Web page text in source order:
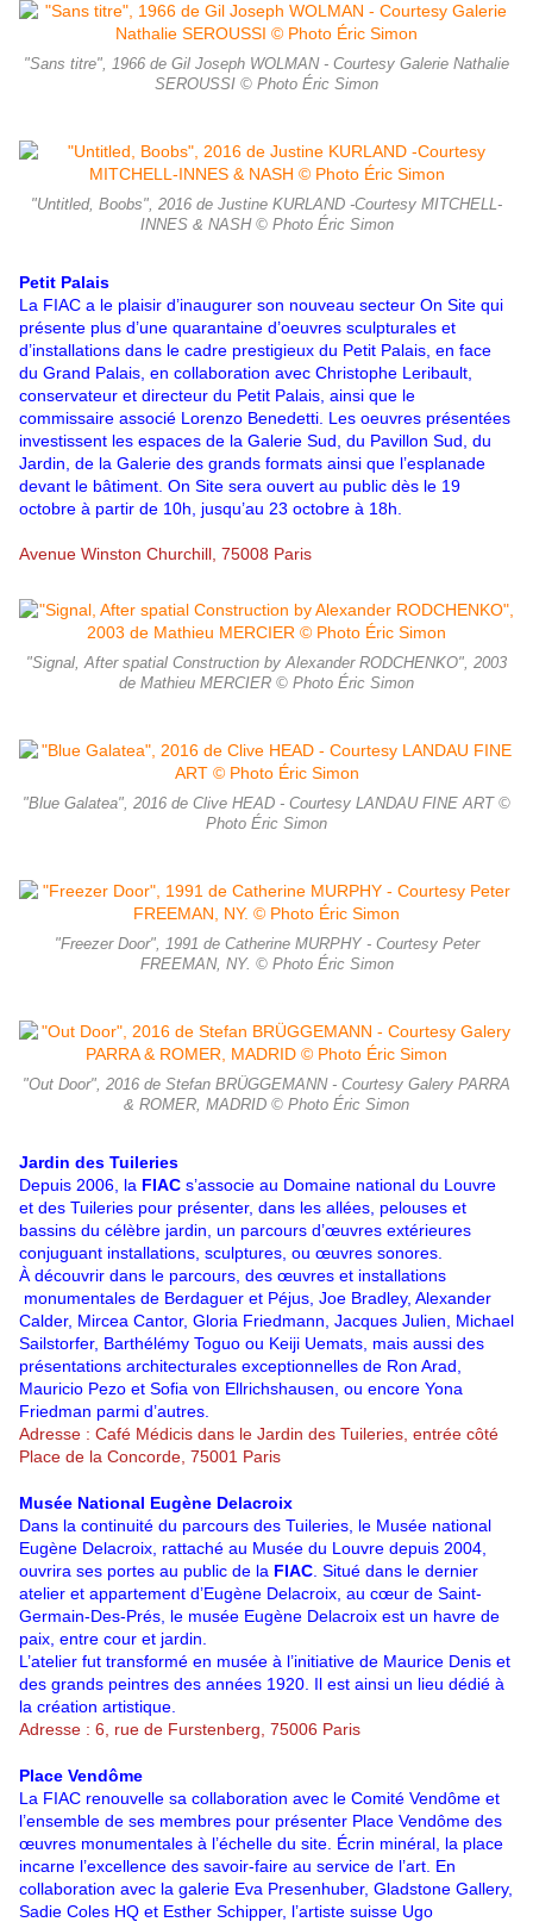
"Sans titre", 1966 de Gil Joseph WOLMAN - Courtesy Galerie Nathalie
SEROUSSI © Photo Éric Simon
"Untitled, Boobs", 2016 de Justine KURLAND -Courtesy MITCHELL-
INNES & NASH © Photo Éric Simon
Petit Palais
La FIAC a le plaisir d’inaugurer son nouveau secteur On Site qui
présente plus d’une quarantaine d’oeuvres sculpturales et
d’installations dans le cadre prestigieux du Petit Palais, en face
du Grand Palais, en collaboration avec Christophe Leribault,
conservateur et directeur du Petit Palais, ainsi que le
commissaire associé Lorenzo Benedetti. Les oeuvres présentées
investissent les espaces de la Galerie Sud, du Pavillon Sud, du
Jardin, de la Galerie des grands formats ainsi que l’esplanade
devant le bâtiment. On Site sera ouvert au public dès le 19
octobre à partir de 10h, jusqu’au 23 octobre à 18h.
Avenue Winston Churchill, 75008 Paris
"Signal, After spatial Construction by Alexander RODCHENKO", 2003
de Mathieu MERCIER © Photo Éric Simon
"Blue Galatea", 2016 de Clive HEAD - Courtesy LANDAU FINE ART ©
Photo Éric Simon
"Freezer Door", 1991 de Catherine MURPHY - Courtesy Peter
FREEMAN, NY. © Photo Éric Simon
"Out Door", 2016 de Stefan BRÜGGEMANN - Courtesy Galery PARRA
& ROMER, MADRID © Photo Éric Simon
Jardin des Tuileries
Depuis 2006, la FIAC s’associe au Domaine national du Louvre
et des Tuileries pour présenter, dans les allées, pelouses et
bassins du célèbre jardin, un parcours d’œuvres extérieures
conjuguant installations, sculptures, ou œuvres sonores.
À découvrir dans le parcours, des œuvres et installations
monumentales de Berdaguer et Péjus, Joe Bradley, Alexander
Calder, Mircea Cantor, Gloria Friedmann, Jacques Julien, Michael
Sailstorfer, Barthélémy Toguo ou Keiji Uemats, mais aussi des
présentations architecturales exceptionnelles de Ron Arad,
Mauricio Pezo et Sofia von Ellrichshausen, ou encore Yona
Friedman parmi d’autres.
Adresse : Café Médicis dans le Jardin des Tuileries, entrée côté
Place de la Concorde, 75001 Paris
Musée National Eugène Delacroix
Dans la continuité du parcours des Tuileries, le Musée national
Eugène Delacroix, rattaché au Musée du Louvre depuis 2004,
ouvrira ses portes au public de la FIAC . Situé dans le dernier
atelier et appartement d’Eugène Delacroix, au cœur de Saint-
Germain-Des-Prés, le musée Eugène Delacroix est un havre de
paix, entre cour et jardin.
L’atelier fut transformé en musée à l’initiative de Maurice Denis et
des grands peintres des années 1920. Il est ainsi un lieu dédié à
la création artistique.
Adresse : 6, rue de Furstenberg, 75006 Paris
Place Vendôme
La FIAC renouvelle sa collaboration avec le Comité Vendôme et
l’ensemble de ses membres pour présenter Place Vendôme des
œuvres monumentales à l’échelle du site. Écrin minéral, la place
incarne l’excellence des savoir-faire au service de l’art. En
collaboration avec la galerie Eva Presenhuber, Gladstone Gallery,
Sadie Coles HQ et Esther Schipper, l’artiste suisse Ugo